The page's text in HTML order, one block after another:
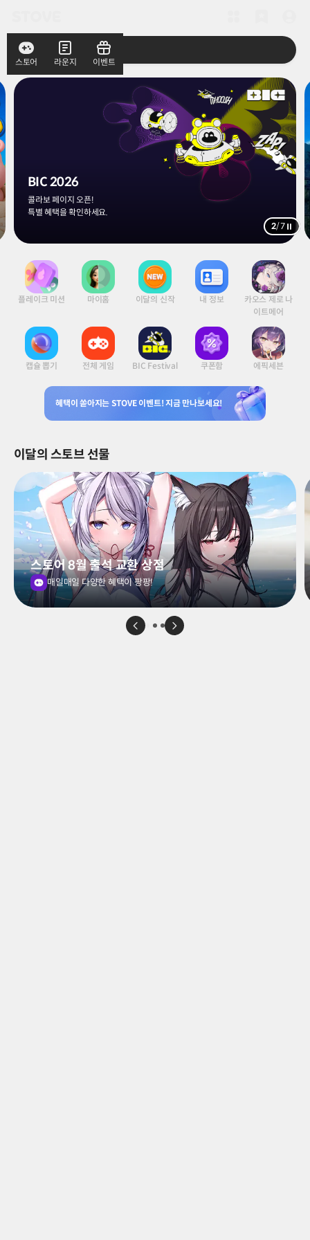
스토어 라운지 이벤트
BIC 2026
콜라보 페이지 오픈!
특별 혜택을 확인하세요.
2/7
플레이크 미션
캡슐 뽑기
마이홈
전체 게임
이달의 신작
BIC Festival
내 정보
쿠폰함
카오스 제로 나
이트메어
에픽세븐
혜택이 쏟아지는 STOVE 이벤트! 지금 만나보세요!
이달의 스토브 선물
스토어 8월 출석 교환 상점
매일매일 다양한 혜택이 팡팡!